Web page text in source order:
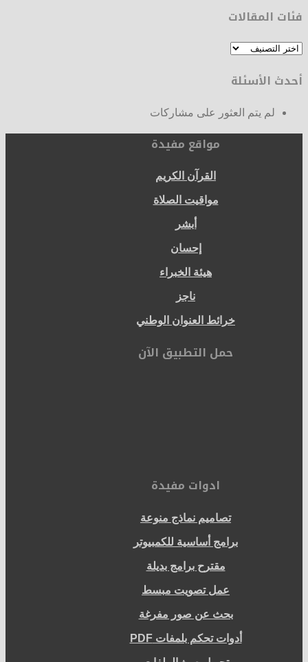
فئات المقالات
فئات
أحدث الأسئلة
لم يتم العثور على مشاركات
مواقع مفيدة
القرآن الكريم
مواقيت الصلاة
أبشر
إحسان
هيئة الخبراء
ناجز
خرائط العنوان الوطني
حمل التطبيق الآن
ادوات مفيدة
تصاميم نماذج منوعة
برامج أساسية للكمبيوتر
مقترح برامج بديلة
عمل تصويت مبسط
بحث عن صور مفرغة
أدوات تحكم بلمفات PDF